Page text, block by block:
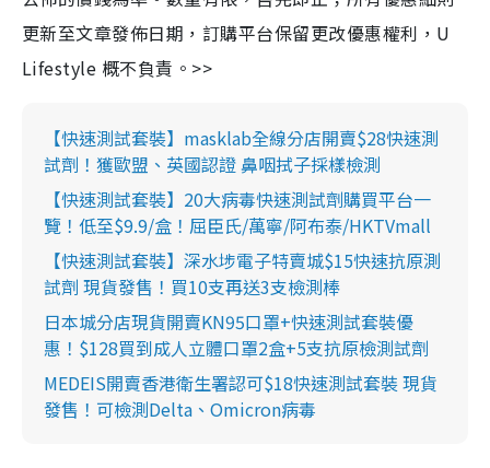
更新至文章發佈日期，訂購平台保留更改優惠權利，U
Lifestyle 概不負責。>>
【快速測試套裝】masklab全線分店開賣$28快速測
試劑！獲歐盟、英國認證 鼻咽拭子採樣檢測
【快速測試套裝】20大病毒快速測試劑購買平台一
覽！低至$9.9/盒！屈臣氏/萬寧/阿布泰/HKTVmall
【快速測試套裝】深水埗電子特賣城$15快速抗原測
試劑 現貨發售！買10支再送3支檢測棒
日本城分店現貨開賣KN95口罩+快速測試套裝優
惠！$128買到成人立體口罩2盒+5支抗原檢測試劑
MEDEIS開賣香港衛生署認可$18快速測試套裝 現貨
發售！可檢測Delta、Omicron病毒